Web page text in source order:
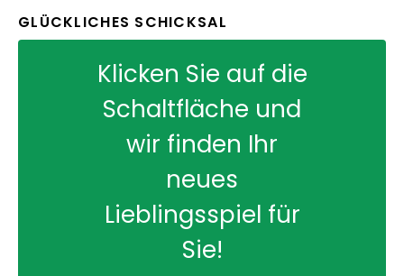
GLÜCKLICHES SCHICKSAL
Klicken Sie auf die
Schaltfläche und
wir finden Ihr
neues
Lieblingsspiel für
Sie!